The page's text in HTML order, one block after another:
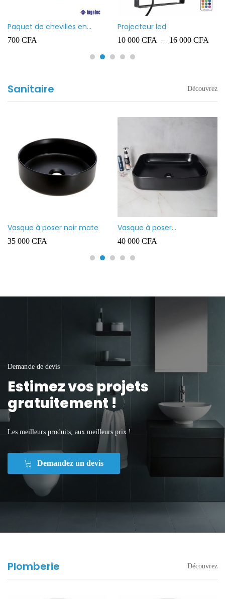
Paquet de chevilles en
plastique Ingelec – 8
700 CFA
Projecteur led
10 000 CFA – 16 000 CFA
Sanitaire Découvrez
Vasque à poser noir mate
35 000 CFA
Vasque à poser
rectangulaire noir mate
40 000 CFA
Demande de devis
Estimez vos projets
gratuitement !
Les meilleurs produits, aux meilleurs prix !
Demandez un devis
Plomberie Découvrez